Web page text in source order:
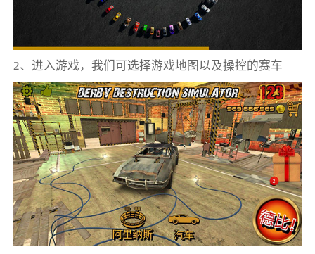
2、进入游戏，我们可选择游戏地图以及操控的赛车